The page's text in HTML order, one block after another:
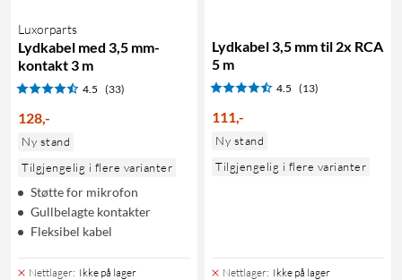
Luxorparts
Lydkabel med 3,5 mm-
kontakt 3 m
4.5 (33)
128,-
Ny stand
Tilgjengelig i flere varianter
Støtte for mikrofon
Gullbelagte kontakter
Fleksibel kabel
Nettlager: Ikke på lager
Lydkabel 3,5 mm til 2x RCA
5 m
4.5 (13)
111,-
Ny stand
Tilgjengelig i flere varianter
Nettlager: Ikke på lager